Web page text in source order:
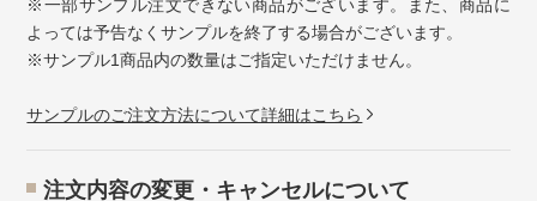
※一部サンプル注文できない商品がございます。また、商品に
よっては予告なくサンプルを終了する場合がございます。
※サンプル1商品内の数量はご指定いただけません。
サンプルのご注文方法について詳細はこちら
注⽂内容の変更・キャンセルについて